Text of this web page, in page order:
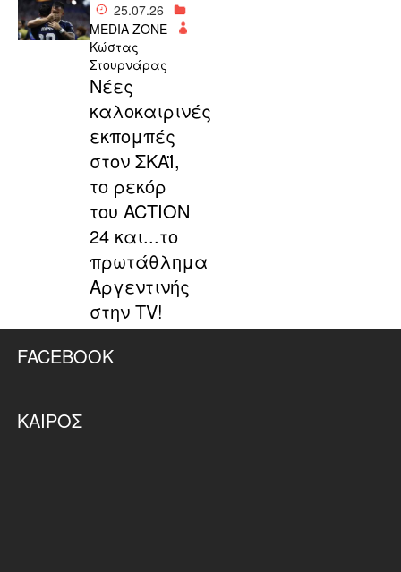
25.07.26
MEDIA ZONE
Κώστας
Στουρνάρας
Νέες
καλοκαιρινές
εκπομπές
στον ΣΚΑΪ,
το ρεκόρ
του ACTION
24 και...το
πρωτάθλημα
Αργεντινής
στην TV!
FACEBOOK
ΚΑΙΡΌΣ